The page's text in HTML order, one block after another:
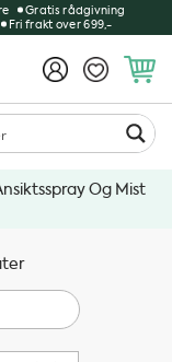
Gratis rådgivning
Fri frakt over 699,-
Og Mist
Sortert
etter
propularitet